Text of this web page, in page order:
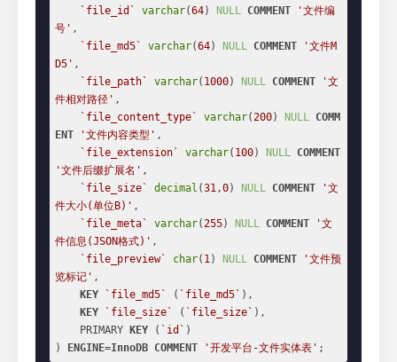
`file_id`
varchar(64) NULL COMMENT
'文件编
号' ,
`file_md5`
varchar(64) NULL COMMENT
'文件M
D5' ,
`file_path`
varchar( 1000) NULL COMMENT
'文
件相对路径' ,
`file_content_type`
varchar(200) NULL COMM
ENT
'文件内容类型' ,
`file_extension`
varchar( 100) NULL COMMENT
'文件后缀扩展名' ,
`file_size`
decimal (31,0) NULL COMMENT
'文
件大小(单位B)' ,
`file_meta`
varchar(255) NULL COMMENT
'文
件信息(JSON格式)' ,
`file_preview`
char( 1) NULL COMMENT
'文件预
览标记' ,
KEY
`file_md5` ( `file_md5` ),
KEY
`file_size` ( `file_size` ),
    PRIMARY
KEY ( `id` )
)
ENGINE=InnoDB COMMENT '开发平台-文件实体表' ;